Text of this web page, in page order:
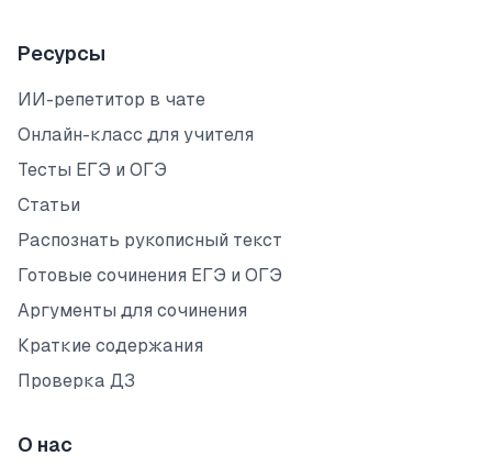
Ресурсы
ИИ-репетитор в чате
Онлайн-класс для учителя
Тесты ЕГЭ и ОГЭ
Статьи
Распознать рукописный текст
Готовые сочинения ЕГЭ и ОГЭ
Аргументы для сочинения
Краткие содержания
Проверка ДЗ
О нас